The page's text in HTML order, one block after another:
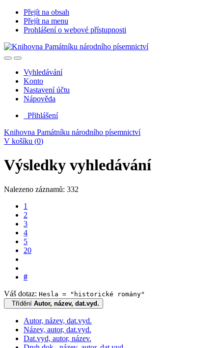
Přejít na obsah
Přejít na menu
Prohlášení o webové přístupnosti
Vyhledávání
Konto
Nastavení účtu
Nápověda
Přihlášení
Knihovna Památníku národního písemnictví
V košíku (0)
Výsledky vyhledávání
Nalezeno záznamů: 332
1
2
3
4
5
20
#
Váš dotaz: Hesla = "historické romány"
Třídění Autor, název, dat.vyd.
Autor, název, dat.vyd.
Název, autor, dat.vyd.
Dat.vyd, autor, název.